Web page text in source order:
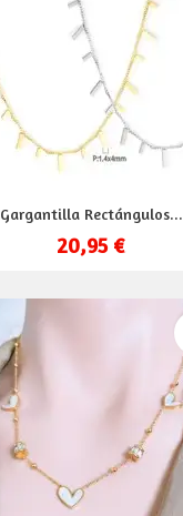
Gargantilla Rectángulos...
20,95 €